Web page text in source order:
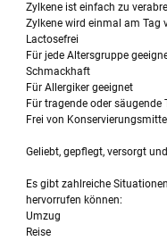
Zylkene ist einfach zu
Zylkene wird einmal am Tag
Lactosefrei
Für jede Altersgruppe
Schmackhaft
Für Allergiker geeignet
Für tragende oder säugende
Frei von
Geliebt, gepflegt, versorgt
Es gibt zahlreiche
hervorrufen können:
Umzug
Reise